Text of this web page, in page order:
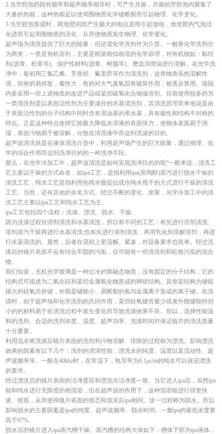
2.当空腔泡的固有频率和超声频率相等时，可产生共振，共振的空腔泡内聚集了
大量的热能，这种热能足以使周围物质化学键断裂而引起物理、化学变化。
3.当空腔泡形成时，两泡壁间因产生极大的电位差而引起放电，致使腔内气泡活
化进而引起周围物质的活化，从而使物质发生物理、化学变化。
超声场为清洗提供了巨大的能量，但还需化学洗剂作为介质。一般将化学洗剂分
为两类，一类是有机溶剂，主要是根据相似相溶的化学原理，对有机物如：黏结
剂(沥青、松香等)、保护性材料(沥青、树脂等)、磨边润滑油进行溶解。在光学洗
净中，最初用三氯乙烯、芳香烃、氟里昂等作为清洗剂，这类物质虽然溶解性
强，但有的易挥发，毒性大，有的对大气臭氧层有破坏作用，被逐步禁用。现国
内多采用一些上述物质的改进产品或某些碳氢化合物做溶剂。目前使用较多的另
一类清洗剂是以表面活性剂为主要成分的水基清洗剂，其清洗原理简单地说是由
于表面活性剂的分子结构中同时含有亲油基的亲水基，具有极性和结构不对称的
特点。正是这种特点使得它能极大降低水溶液的表面张力，使物体表面易于润
湿，表面污物易于被溶解，分散在清洗液中而达到洗涤的目的。
超声波清洗就是在液体清洗介质中，利用超声场产生的巨大能量，通过物理、化
学的综合作用而达到洗净目的的一种洗净手段。
那么，在光学冷加工中，超声波清洗是如何实现洗净目的的呢?一般来说，清洗工
艺主要以干燥的方式命名，如ipa工艺，是指利用ipa(异丙醇)蒸汽进行脱水干燥的
清洗工艺，纯水工艺是指利用热纯水慢提拉或冷纯水甩干的方式进行干燥的清洗
工艺。当然，还有其他的命名方式。经过不断的变化、发展，光学冷加工中的清
洗工艺主要以ipa工艺和纯水工艺为主。
ipa工艺包括四个流程：洗涤、漂洗、脱水、干燥。
因为洗涤过程分溶剂清洗和水基清洗，所以有不同的工艺：有先进行溶剂清洗、
溶剂蒸汽干燥再进行水基清洗;也有先进行溶剂清洗，再用乳化剂溶解溶剂，再进
行水基清洗的。显然，后者在流程上更流畅、紧凑，对设备要求也简单。经过洗
涤后的镜片表面不会有结合牢固的污垢，仅可能有一些清洗剂和松散污垢的混合
物。
我们知道，无机光学玻璃是一种过冷的熔融态物质，没有固定的分子结构，它的
结构式可描述为二氧化硅和某些金属氧化物形成的网状结构。其骨架结构为键能
很大的硅氧共价键，外围是键能小、易断裂的氧与金属离子形成的离子键。在洗
涤时，由于超声场和化学洗剂的共同作用，某些硅氧键含量少或者外围键能特别
小的的材料易于在清洗过程中发生变化而导致洗涤效果不良。所以，选择性能温
和的洗剂、合适的洗剂浓度、温度、超声功率、洗涤时间对保证镜片的清洗质量
十分重要。
利用流水将洗涤后镜片表面的洗剂和污物溶解、排除的过程称为漂洗。影响漂洗
效果的因素有以下几个：洗剂的漂清性能，漂洗水的纯度、温度以及流动性、超
声波频率等。一般在40khz时，在常温下，电导率为0.1μs/m的纯水可以保证漂洗
的要求。
经过漂洗后的镜片表面的洁净度应和漂洗水洁净度一致。当它进入ipa后，虽然ipa
能和纯水进行无限度的相混溶，但在超声波的作用下，这种混溶能进行得更快
速、彻底，从而使得镜片表面的状态和混溶后ipa相同。这一过程称为脱水。所以
影响脱水的主要因素是ipa的纯度、超声波频率、脱水时间。一般ipa的最低浓度要
高于97%。
脱水后的镜片进入ipa蒸汽槽干燥。蒸汽槽的结构大体如下：槽体下部为ipa液体，